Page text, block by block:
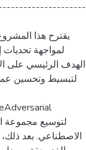
يقترح هذا
الهدف الرئيسي على
الاصطناعي. بعد